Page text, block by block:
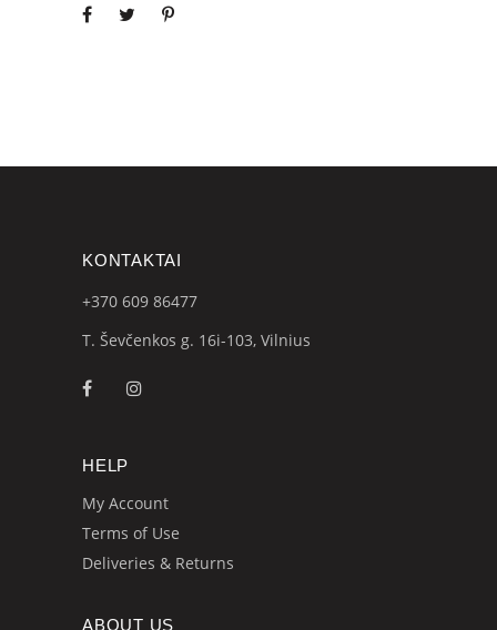
KONTAKTAI
+370 609 86477
T. Ševčenkos g. 16i-103, Vilnius
HELP
My Account
Terms of Use
Deliveries & Returns
ABOUT US